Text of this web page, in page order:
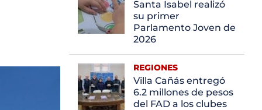
Santa Isabel realizó
su primer
Parlamento Joven de
2026
REGIONES
Villa Cañás entregó
6.2 millones de pesos
del FAD a los clubes